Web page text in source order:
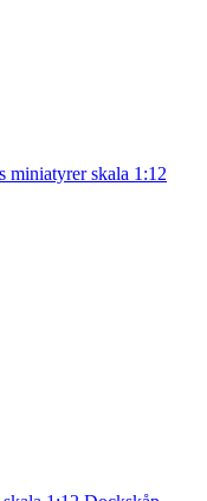
skala 1:12